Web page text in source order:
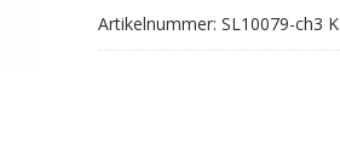
Artikelnummer: SL10079-ch3